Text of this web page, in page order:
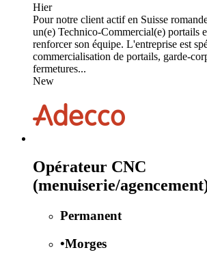
Hier
Pour notre client actif en Suisse
un(e) Technico-Commercial(e) portails
renforcer son équipe. L'entreprise est
commercialisation de portails, garde-
fermetures...
New
Opérateur CNC
(menuiserie/
Permanent
•Morges